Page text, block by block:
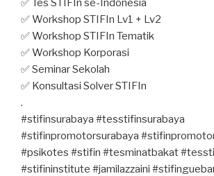
✅ Workshop STIFIn Lv1 + Lv2
✅ Workshop STIFIn Tematik
✅ Workshop Korporasi
✅ Seminar Sekolah
✅ Konsultasi Solver STIFIn
.
#stifinsurabaya #tesstifinsurabaya
#stifinpromotorsurabaya
#psikotes #stifin #tesminatbakat
#stifininstitute #jamilazzaini